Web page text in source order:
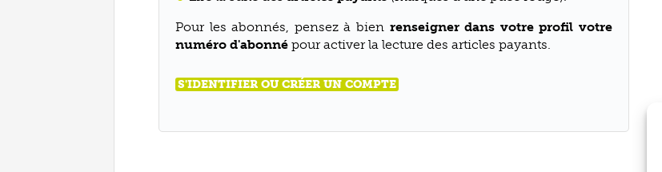
Pour les abonnés, pensez à bien renseigner dans votre profil votre
numéro d'abonné pour activer la lecture des articles payants.
S'IDENTIFIER OU CRÉER UN COMPTE